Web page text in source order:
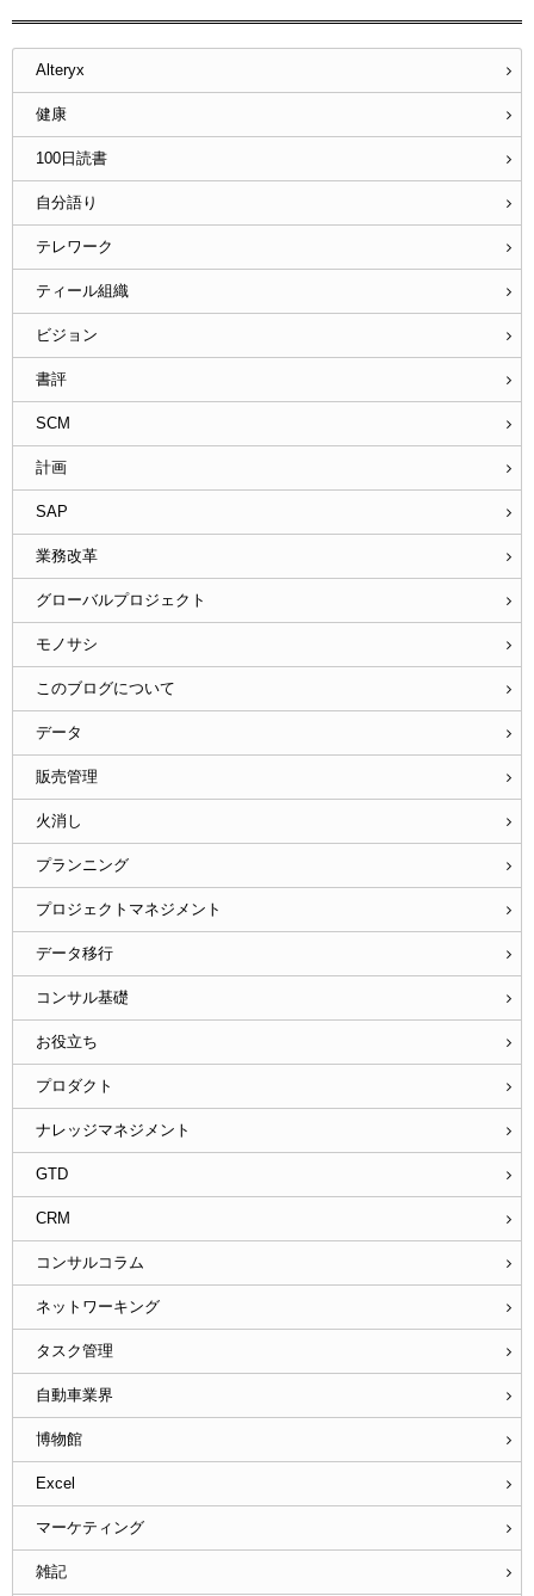
Alteryx
健康
100日読書
自分語り
テレワーク
ティール組織
ビジョン
書評
SCM
計画
SAP
業務改革
グローバルプロジェクト
モノサシ
このブログについて
データ
販売管理
火消し
プランニング
プロジェクトマネジメント
データ移行
コンサル基礎
お役立ち
プロダクト
ナレッジマネジメント
GTD
CRM
コンサルコラム
ネットワーキング
タスク管理
自動車業界
博物館
Excel
マーケティング
雑記